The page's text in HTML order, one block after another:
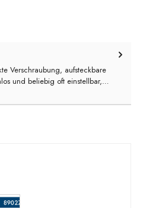
Verschraubung, aufsteckbare
und beliebig oft einstellbar,…